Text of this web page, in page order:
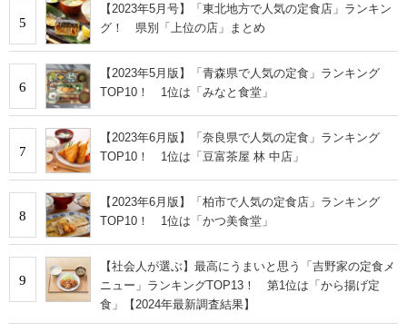
5
【2023年5月号】「東北地方で人気の定食店」ランキン
グ！ 県別「上位の店」まとめ
6
【2023年5月版】「青森県で人気の定食」ランキング
TOP10！ 1位は「みなと食堂」
7
【2023年6月版】「奈良県で人気の定食」ランキング
TOP10！ 1位は「豆富茶屋 林 中店」
8
【2023年6月版】「柏市で人気の定食店」ランキング
TOP10！ 1位は「かつ美食堂」
9
【社会人が選ぶ】最高にうまいと思う「吉野家の定食メ
ニュー」ランキングTOP13！ 第1位は「から揚げ定
食」【2024年最新調査結果】